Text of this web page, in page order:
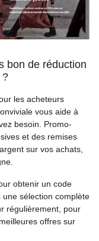
bon de réduction
?
les acheteurs
vous aide à
besoin. Promo-
et des remises
sur vos achats,
obtenir un code
une sélection complète
régulièrement, pour
offres sur